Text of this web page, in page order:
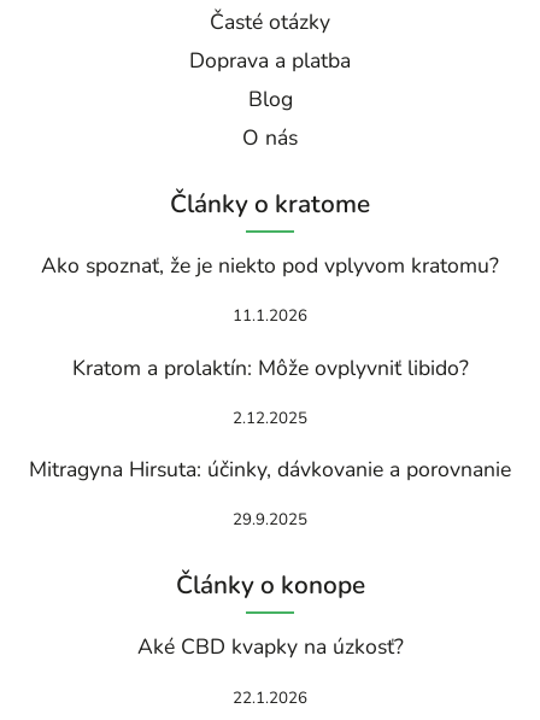
Časté otázky
Doprava a platba
Blog
O nás
Články o kratome
Ako spoznať, že je niekto pod vplyvom kratomu?
11.1.2026
Kratom a prolaktín: Môže ovplyvniť libido?
2.12.2025
Mitragyna Hirsuta: účinky, dávkovanie a porovnanie
29.9.2025
Články o konope
Aké CBD kvapky na úzkosť?
22.1.2026